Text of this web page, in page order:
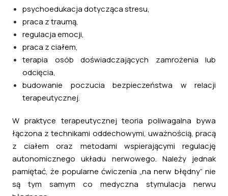
psychoedukacja dotycząca stresu,
praca z traumą,
regulacja emocji,
praca z ciałem,
terapia osób doświadczających zamrożenia lub
odcięcia,
budowanie poczucia bezpieczeństwa w relacji
terapeutycznej.
W praktyce terapeutycznej teoria poliwagalna bywa
łączona z technikami oddechowymi, uważnością, pracą
z ciałem oraz metodami wspierającymi regulację
autonomicznego układu nerwowego. Należy jednak
pamiętać, że popularne ćwiczenia „na nerw błędny” nie
są tym samym co medyczna stymulacja nerwu